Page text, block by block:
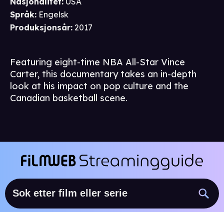
Språk: Engelsk
Produksjonsår: 2017
Featuring eight-time NBA All-Star Vince
Carter, this documentary takes an in-depth
look at his impact on pop culture and the
Canadian basketball scene.